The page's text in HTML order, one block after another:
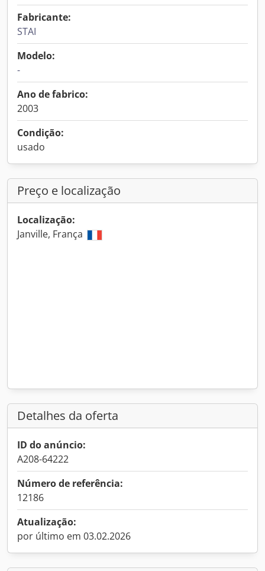
Fabricante:
STAI
Modelo:
-
Ano de fabrico:
2003
Condição:
usado
Preço e localização
Localização:
Janville, França
Detalhes da oferta
ID do anúncio:
A208-64222
Número de referência:
12186
Atualização:
por último em 03.02.2026